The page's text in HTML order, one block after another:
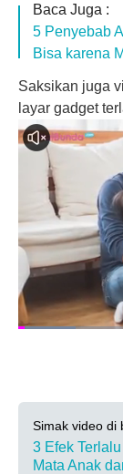
Baca Juga :
5 Penyebab
Bisa karena
Saksikan juga
layar gadget
Simak video di
3 Efek
Mata Anak